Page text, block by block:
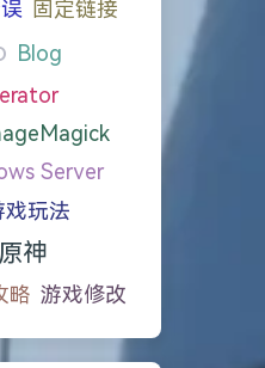
固定链接
Blog
Server
戏玩法
原神
略 游戏修改